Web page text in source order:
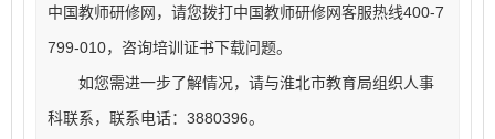
中国教师研修网，请您拨打中国教师研修网客服热线400-7
799-010，咨询培训证书下载问题。
如您需进一步了解情况，请与淮北市教育局组织人事
科联系，联系电话： 3880396。